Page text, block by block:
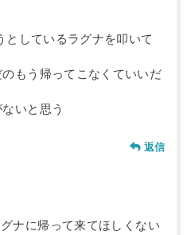
としているラグナを叩いて
もう帰ってこなくていいだ
いと思う
返信
ナに帰って来てほしくない